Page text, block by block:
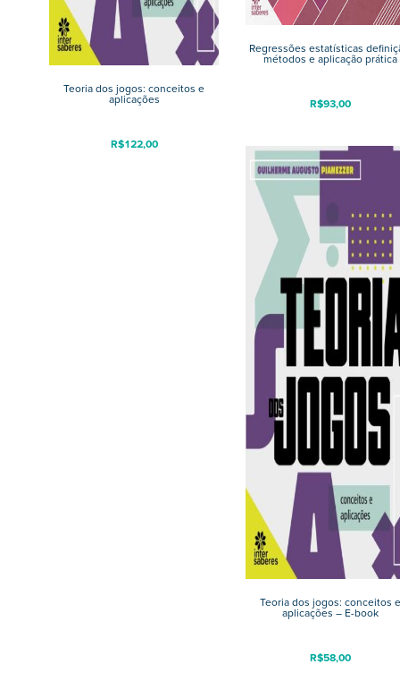
Teoria dos jogos: conceitos e
aplicações
R$122,00
Regressões estatísticas
métodos e aplicação prática
R$93,00
Teoria dos jogos: conceitos e
aplicações – E-book
R$58,00